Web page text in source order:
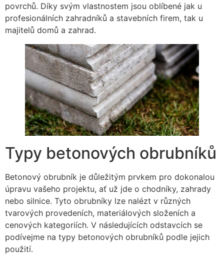
povrchů. Díky svým vlastnostem jsou oblíbené jak u
profesionálních zahradníků a stavebních firem, tak u
majitelů domů a zahrad.
Typy betonových obrubníků
Betonový obrubník je důležitým prvkem pro dokonalou
úpravu vašeho projektu, ať už jde o chodníky, zahrady
nebo silnice. Tyto obrubníky lze nalézt v různých
tvarových provedeních, materiálových složeních a
cenových kategoriích. V následujících odstavcích se
podívejme na typy betonových obrubníků podle jejich
použití.